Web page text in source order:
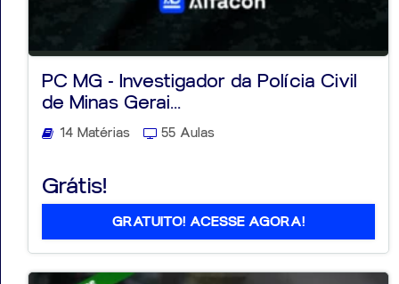
PC MG - Investigador da Polícia Civil
de Minas Gerai...
14 Matérias 55 Aulas
Grátis!
GRATUITO! ACESSE AGORA!